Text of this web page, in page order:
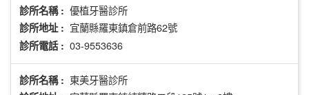
診所名稱 : 優植牙醫診所
診所地址 : 宜蘭縣羅東鎮倉前路62號
診所電話 : 03-9553636
診所名稱 : 東美牙醫診所